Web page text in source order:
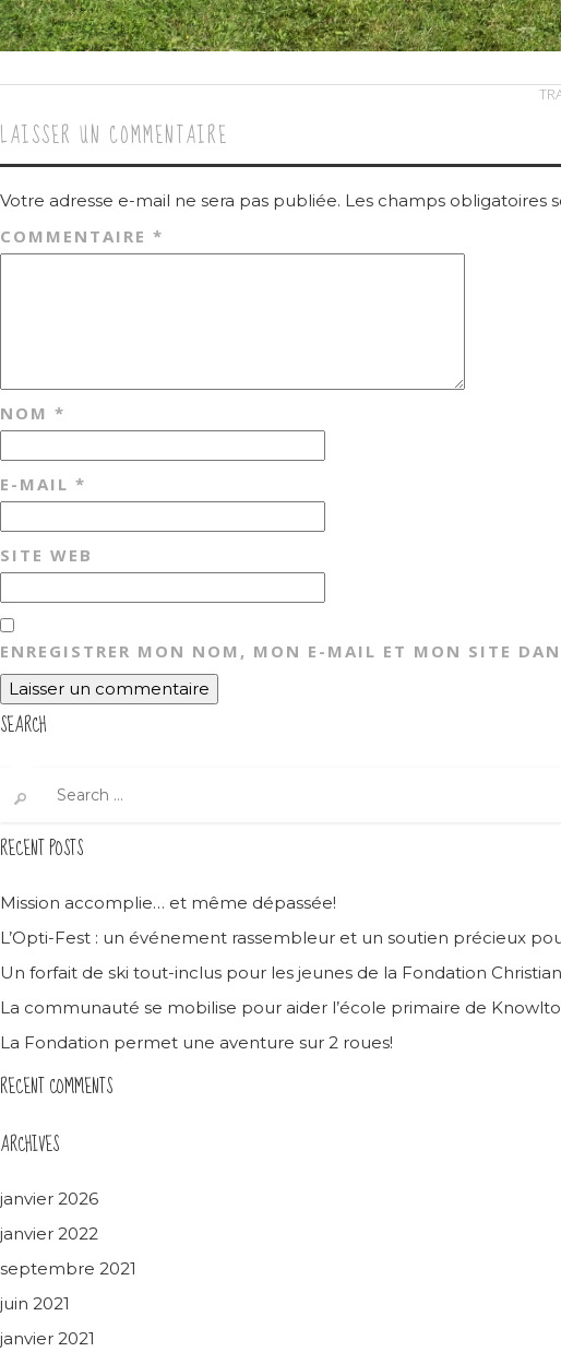
LAISSER UN COMMENTAIRE
Votre adresse e-mail ne sera pas publiée. Les champs obligatoires
COMMENTAIRE *
NOM *
E-MAIL *
SITE WEB
ENREGISTRER MON NOM, MON E-MAIL ET MON SITE
SEARCH
for:
RECENT POSTS
Mission accomplie… et même dépassée!
L’Opti-Fest : un événement rassembleur et un soutien précieux
Un forfait de ski tout-inclus pour les jeunes de la Fondation
La communauté se mobilise pour aider l’école primaire de
La Fondation permet une aventure sur 2 roues!
RECENT COMMENTS
ARCHIVES
janvier 2026
janvier 2022
septembre 2021
juin 2021
janvier 2021